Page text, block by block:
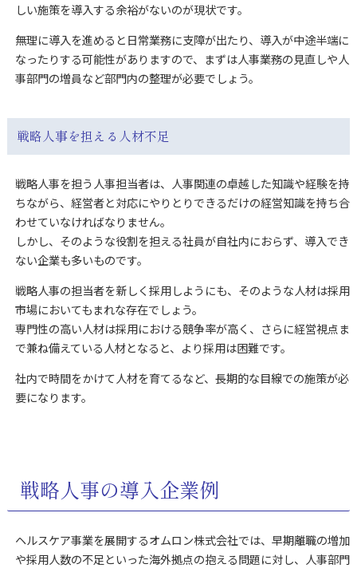
しい施策を導入する余裕がないのが現状です。
無理に導入を進めると日常業務に支障が出たり、導入が中途半端に
なったりする可能性がありますので、まずは人事業務の見直しや人
事部門の増員など部門内の整理が必要でしょう。
戦略人事を担える人材不足
戦略人事を担う人事担当者は、人事関連の卓越した知識や経験を持
ちながら、経営者と対応にやりとりできるだけの経営知識を持ち合
わせていなければなりません。
しかし、そのような役割を担える社員が自社内におらず、導入でき
ない企業も多いものです。
戦略人事の担当者を新しく採用しようにも、そのような人材は採用
市場においてもまれな存在でしょう。
専門性の高い人材は採用における競争率が高く、さらに経営視点ま
で兼ね備えている人材となると、より採用は困難です。
社内で時間をかけて人材を育てるなど、長期的な目線での施策が必
要になります。
戦略人事の導入企業例
ヘルスケア事業を展開するオムロン株式会社では、早期離職の増加
や採用人数の不足といった海外拠点の抱える問題に対し、人事部門